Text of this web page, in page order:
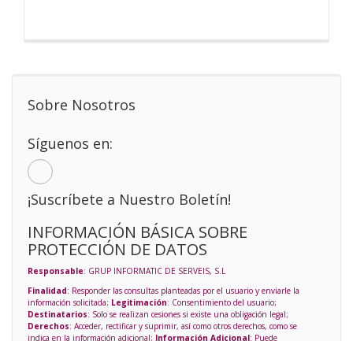
Sobre Nosotros
Síguenos en:
¡Suscríbete a Nuestro Boletín!
INFORMACIÓN BÁSICA SOBRE
PROTECCIÓN DE DATOS
Responsable: GRUP INFORMATIC DE SERVEIS, S.L
Finalidad: Responder las consultas planteadas por el usuario y enviarle la
información solicitada; Legitimación: Consentimiento del usuario;
Destinatarios: Solo se realizan cesiones si existe una obligación legal;
Derechos: Acceder, rectificar y suprimir, así como otros derechos, como se
indica en la información adicional; Información Adicional: Puede